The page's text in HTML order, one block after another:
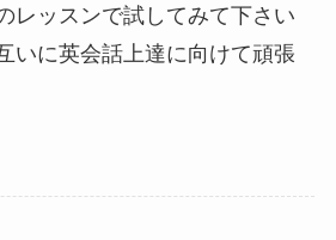
レッスンで試してみて下さい
に英会話上達に向けて頑張